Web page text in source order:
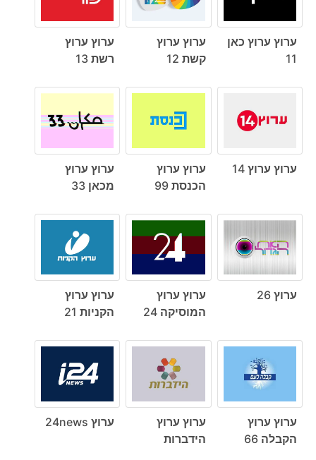
ערוץ ערוץ כאן
11
ערוץ ערוץ
קשת 12
ערוץ ערוץ
רשת 13
ערוץ ערוץ 14
ערוץ ערוץ
הכנסת 99
ערוץ ערוץ
מכאן 33
ערוץ 26
ערוץ ערוץ
המוסיקה 24
ערוץ ערוץ
הקניות 21
ערוץ ערוץ
הקבלה 66
ערוץ ערוץ
הידברות
ערוץ 24news